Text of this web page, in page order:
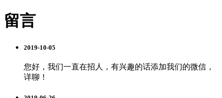
留言
2019-10-05
您好，我们一直在招人，有兴趣的话添加我们的微信，
详聊！